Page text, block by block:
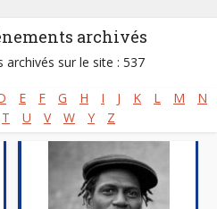
archivés
archivés sur le site : 537
E F G H I J K L M
N
T U V W Y Z